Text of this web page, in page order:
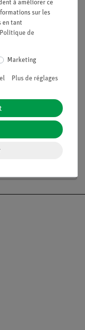
:
à améliorer ce
sur les
en tant
Politique de
Marketing
Plus de réglages